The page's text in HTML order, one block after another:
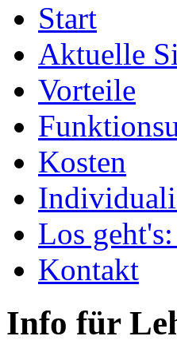
Start
Aktuelle
Vorteile
Kosten
Los
Kontakt
Info für